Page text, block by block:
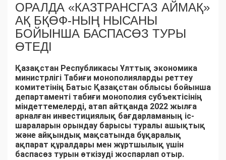
ОРАЛДА «КАЗТРАНСГАЗ АЙМАҚ»
АҚ БҚӨФ-НЫҢ НЫСАНЫ
БОЙЫНША БАСПАСӨЗ ТУРЫ
ӨТЕДІ
Қазақстан Республикасы Ұлттық экономика
министрлігі Табиғи монополияларды реттеу
комитетінің Батыс Қазақстан облысы бойынша
департаменті табиғи монополия субъектісінің
міндеттемелерді, атап айтқанда 2022 жылға
арналған инвестициялық бағдарламаның іс-
шараларын орындау барысы туралы ашықтық
және айқындық мақсатында бұқаралық
ақпарат құралдары мен жұртшылық үшін
баспасөз турын өткізуді жоспарлап отыр.